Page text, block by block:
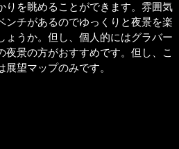
りを眺めることができます。雰囲気
ンチがあるのでゆっくりと夜景を楽
ょうか。但し、個人的にはグラバー
夜景の方がおすすめです。但し、こ
望マップのみです。